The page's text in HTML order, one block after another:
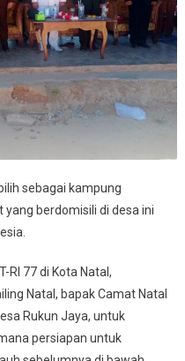
sebagai kampung
berdomisili di desa ini
RI 77 di Kota Natal,
Natal, bapak Camat Natal
Rukun Jaya, untuk
persiapan untuk